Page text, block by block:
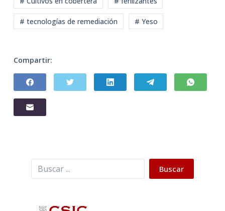
# tecnologías de remediación # Yeso
Compartir:
Buscar Buscar